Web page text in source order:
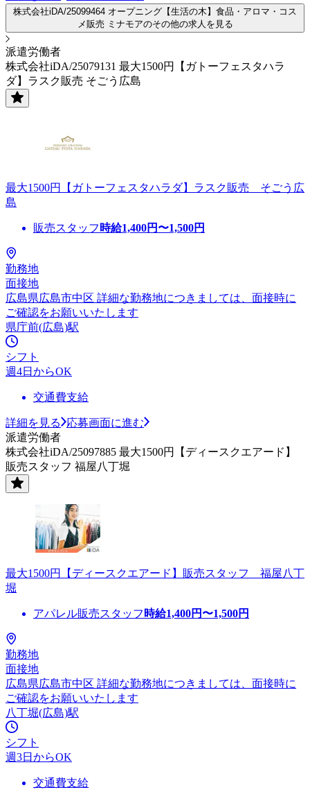
株式会社iDA/25099464 オープニング【生活の木】食品・アロマ・コス
メ販売 ミナモアのその他の求人を見る
派遣労働者
株式会社iDA/25079131 最大1500円【ガトーフェスタハラ
ダ】ラスク販売 そごう広島
最大1500円【ガトーフェスタハラダ】ラスク販売 そごう広
島
販売スタッフ 時給1,400円〜1,500円
勤務地
面接地
広島県広島市中区 詳細な勤務地につきましては、面接時に
ご確認をお願いいたします
県庁前(広島)駅
シフト
週4日からOK
交通費支給
詳細を見る
応募画面に進む
派遣労働者
株式会社iDA/25097885 最大1500円【ディースクエアード】
販売スタッフ 福屋八丁堀
最大1500円【ディースクエアード】販売スタッフ 福屋八丁
堀
アパレル販売スタッフ 時給1,400円〜1,500円
勤務地
面接地
広島県広島市中区 詳細な勤務地につきましては、面接時に
ご確認をお願いいたします
八丁堀(広島)駅
シフト
週3日からOK
交通費支給